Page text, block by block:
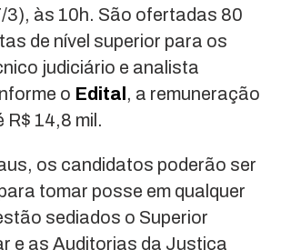
3), às 10h. São ofertadas 80
de nível superior para os
judiciário e analista
o Edital , a remuneração
R$ 14,8 mil.
os candidatos poderão ser
tomar posse em qualquer
sediados o Superior
e as Auditorias da Justiça